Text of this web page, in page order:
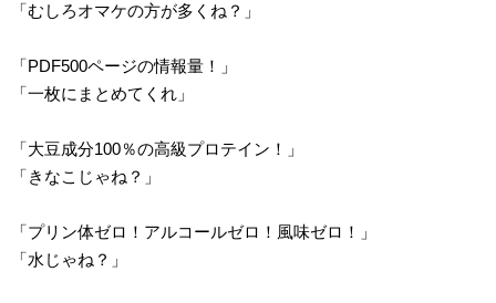
「むしろオマケの方が多くね？」
「PDF500ページの情報量！」
「一枚にまとめてくれ」
「大豆成分100％の高級プロテイン！」
「きなこじゃね？」
「プリン体ゼロ！アルコールゼロ！風味ゼロ！」
「水じゃね？」